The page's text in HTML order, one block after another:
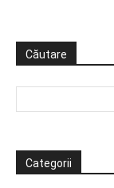
Căutare
Categorii